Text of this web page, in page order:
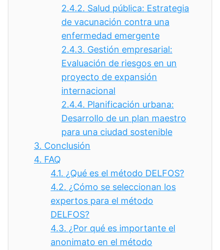
2.4.2. Salud pública: Estrategia
de vacunación contra una
enfermedad emergente
2.4.3. Gestión empresarial:
Evaluación de riesgos en un
proyecto de expansión
internacional
2.4.4. Planificación urbana:
Desarrollo de un plan maestro
para una ciudad sostenible
3. Conclusión
4. FAQ
4.1. ¿Qué es el método DELFOS?
4.2. ¿Cómo se seleccionan los
expertos para el método
DELFOS?
4.3. ¿Por qué es importante el
anonimato en el método